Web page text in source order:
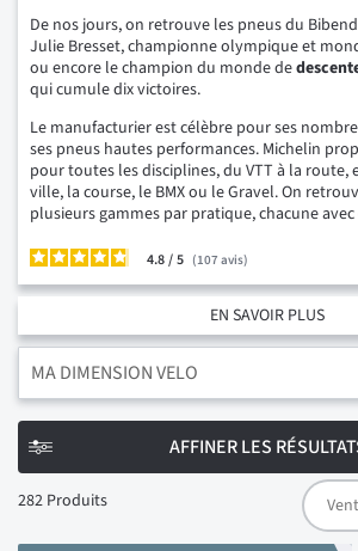
De nos jours, on retrouve les pneus du
Julie Bresset, championne olympique et
ou encore le champion du monde de
qui cumule dix victoires.
Le manufacturier est célèbre pour ses
ses pneus hautes performances. Michelin
pour toutes les disciplines, du VTT à la route,
ville, la course, le BMX ou le Gravel. On
plusieurs gammes par pratique, chacune
4.8/ 107 avis
EN SAVOIR PLUS
282 Produits
MA DIMENSION VELO
AFFINER LES